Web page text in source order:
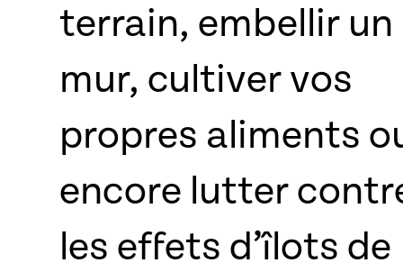
terrain, embellir un
mur, cultiver vos
propres aliments
encore lutter
les effets d’îlots de